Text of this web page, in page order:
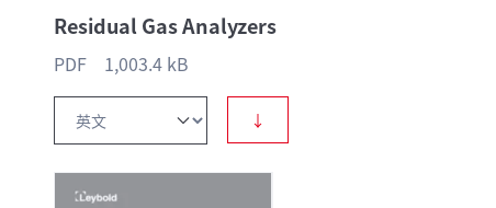
Residual Gas Analyzers
PDF 1,003.4 kB
↓